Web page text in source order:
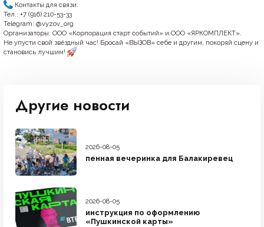
Контакты для связи:
Тел.: +7 (916) 210-53-33
Telegram: @vyzov_org
Организаторы: ООО «Корпорация старт событий» и ООО «ЯРКОМПЛЕКТ».
Не упусти свой звёздный час! Бросай «ВЫЗОВ» себе и другим, покоряй сцену и
становись лучшим!
Другие новости
2026-08-05
пенная вечеринка для Балакиревец
2026-08-05
инструкция по оформлению
«Пушкинской карты»